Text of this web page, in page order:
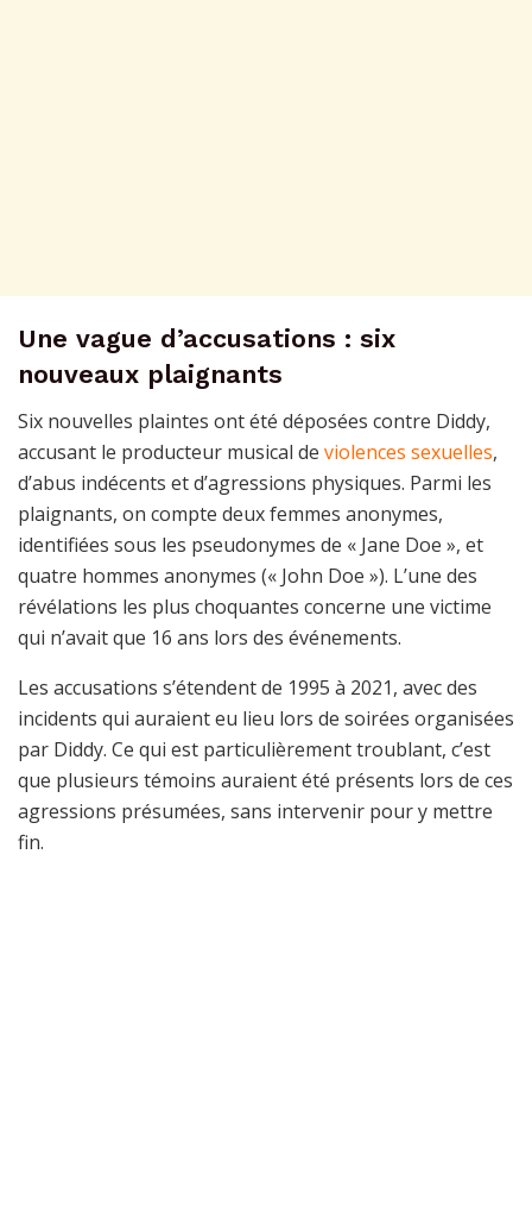
Une vague d’accusations : six
nouveaux plaignants
Six nouvelles plaintes ont été déposées contre Diddy,
accusant le producteur musical de violences sexuelles,
d’abus indécents et d’agressions physiques. Parmi les
plaignants, on compte deux femmes anonymes,
identifiées sous les pseudonymes de « Jane Doe », et
quatre hommes anonymes (« John Doe »). L’une des
révélations les plus choquantes concerne une victime
qui n’avait que 16 ans lors des événements.
Les accusations s’étendent de 1995 à 2021, avec des
incidents qui auraient eu lieu lors de soirées organisées
par Diddy. Ce qui est particulièrement troublant, c’est
que plusieurs témoins auraient été présents lors de ces
agressions présumées, sans intervenir pour y mettre
fin.